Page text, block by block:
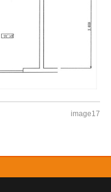
image17